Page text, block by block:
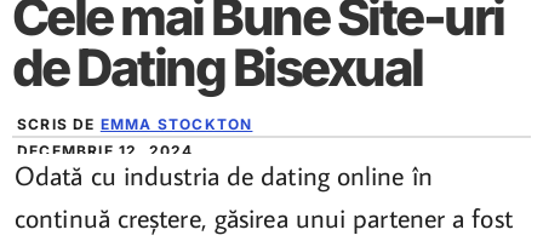
Cele mai Bune Site-uri
de Dating Bisexual
SCRIS DE EMMA STOCKTON
DECEMBRIE 12, 2024
Odată cu industria de dating online în
continuă creștere, găsirea unui partener a fost